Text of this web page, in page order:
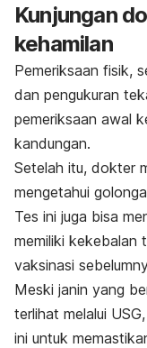
Kunjungan
kehamilan
Pemeriksaan fisik,
dan pengukuran
pemeriksaan awal
kandungan.
Setelah itu, dokter
mengetahui
Tes ini juga bisa
memiliki kekebalan
vaksinasi
Meski janin yang
terlihat melalui
ini untuk